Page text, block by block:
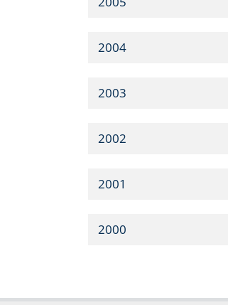
2004
2003
2002
2001
2000